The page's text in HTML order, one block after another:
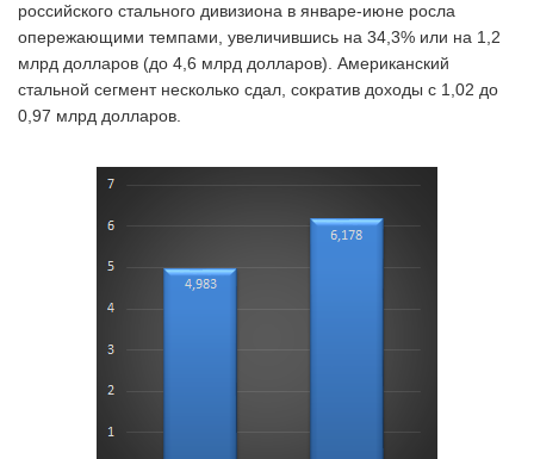
российского стального дивизиона в январе-июне росла
опережающими темпами, увеличившись на 34,3% или на 1,2
млрд долларов (до 4,6 млрд долларов). Американский
стальной сегмент несколько сдал, сократив доходы с 1,02 до
0,97 млрд долларов.